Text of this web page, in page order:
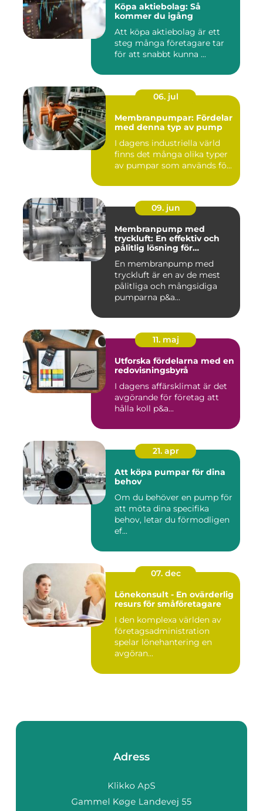
Köpa aktiebolag: Så
kommer du igång
Att köpa aktiebolag är ett
steg många företagare tar
för att snabbt kunna ...
06. jul
Membranpumpar: Fördelar
med denna typ av pump
I dagens industriella värld
finns det många olika typer
av pumpar som används fö...
09. jun
Membranpump med
tryckluft: En effektiv och
pålitlig lösning för
En membranpump med
tryckluft är en av de mest
pålitliga och mångsidiga
pumparna p&a...
11. maj
Utforska fördelarna med en
redovisningsbyrå
I dagens affärsklimat är det
avgörande för företag att
hålla koll p&a...
21. apr
Att köpa pumpar för dina
behov
Om du behöver en pump för
att möta dina specifika
behov, letar du förmodligen
ef...
07. dec
Lönekonsult - En ovärderlig
resurs för småföretagare
I den komplexa världen av
företagsadministration
spelar lönehantering en
avgöran...
Adress